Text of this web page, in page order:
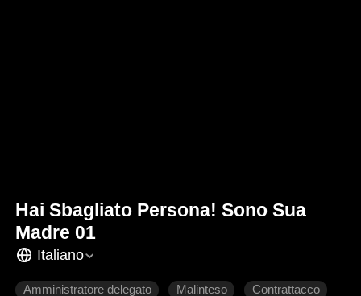
Hai Sbagliato Persona! Sono Sua
Madre 01
Italiano
Amministratore delegato Malinteso Contrattacco